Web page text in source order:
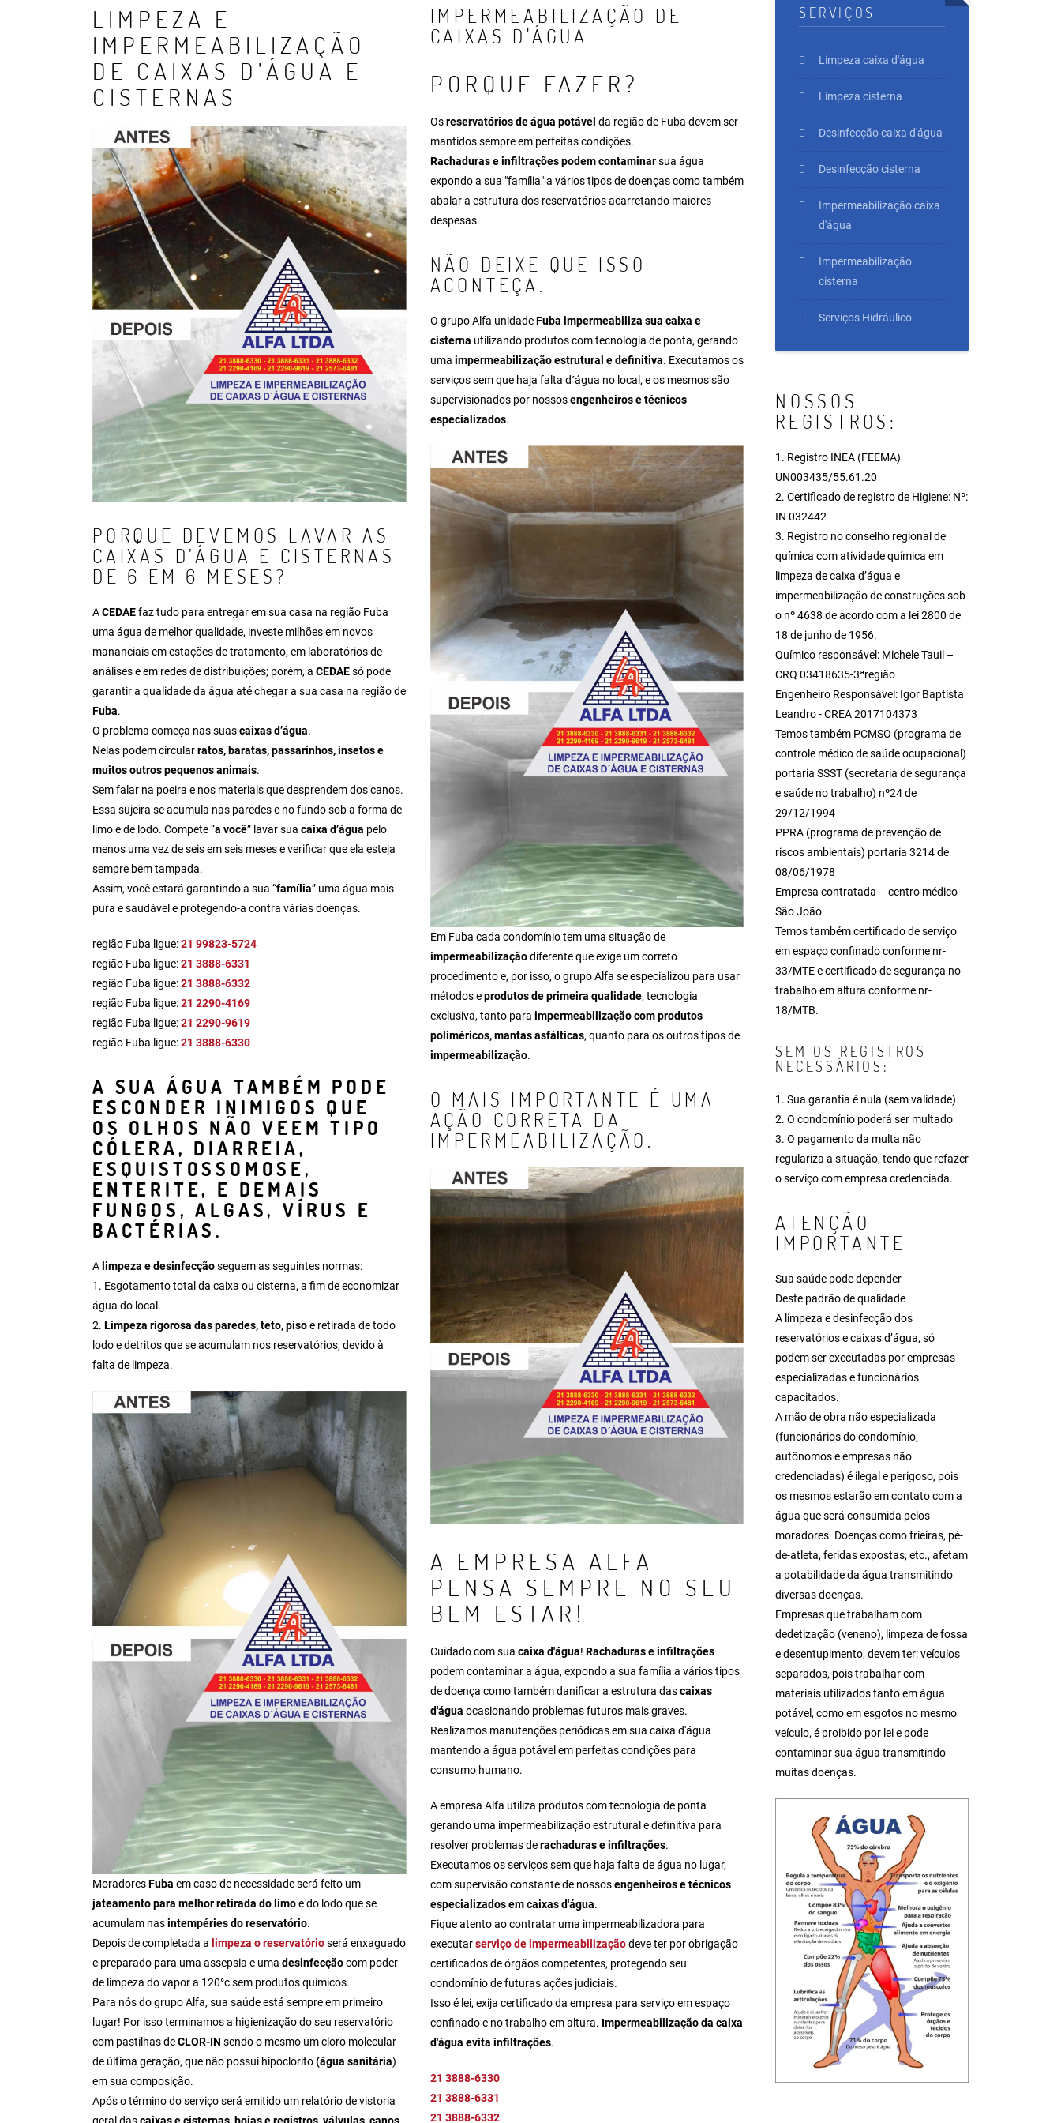
LIMPEZA E
IMPERMEABILIZAÇÃO
DE CAIXAS D’ÁGUA E
CISTERNAS
PORQUE DEVEMOS LAVAR AS
CAIXAS D’ÁGUA E CISTERNAS
DE 6 EM 6 MESES?
ACEDAEfaz tudo para entregar em sua casa na região Fuba
uma água de melhor qualidade, investe milhões em novos
mananciais em estações de tratamento, em laboratórios de
análises e em redes de distribuições; porém, a CEDAEsó pode
garantir a qualidade da água até chegar a sua casa na região de
Fuba.
O problema começa nas suascaixas d’água.
Nelas podem circularratos, baratas, passarinhos, insetos e
muitos outros pequenos animais.
Sem falar na poeira e nos materiais que desprendem dos canos.
Essa sujeira se acumula nas paredes e no fundo sob a forma de
limo e de lodo. Compete “a você” lavar sua caixa d’água pelo
menos uma vez de seis em seis meses e verificar que ela esteja
sempre bem tampada.
Assim, você estará garantindo a sua “família” uma água mais
pura e saudável e protegendo-a contra várias doenças.
região Fuba ligue:21 99823-5724
região Fuba ligue:21 3888-6331
região Fuba ligue:21 3888-6332
região Fuba ligue:21 2290-4169
região Fuba ligue:21 2290-9619
região Fuba ligue:21 3888-6330
A SUA ÁGUA TAMBÉM PODE
ESCONDER INIMIGOS QUE
OS OLHOS NÃO VEEM TIPO
CÓLERA, DIARREIA,
ESQUISTOSSOMOSE,
ENTERITE, E DEMAIS
FUNGOS, ALGAS, VÍRUS E
BACTÉRIAS.
A limpeza e desinfecçãoseguem as seguintes normas:
1. Esgotamento total da caixa ou cisterna, a fim de economizar
água do local.
2. Limpeza rigorosa das paredes, teto, pisoe retirada de todo
lodo e detritos que se acumulam nos reservatórios, devido à
falta de limpeza.
MoradoresFuba em caso de necessidade será feito um
jateamento para melhor retirada do limoe do lodo que se
acumulam nasintempéries do reservatório.
Depois de completada a limpeza o reservatórioserá enxaguado
e preparado para uma assepsia e uma desinfecçãocom poder
de limpeza do vapor a 120°c sem produtos químicos.
Para nós do grupo Alfa, sua saúde está sempre em primeiro
lugar! Por isso terminamos a higienização do seu reservatório
com pastilhas deCLOR-IN sendo o mesmo um cloro molecular
de última geração, que não possui hipoclorito(água sanitária)
em sua composição.
Após o término do serviço será emitido um relatório de vistoria
geral dascaixas e cisternas, boias e registros, válvulas, canos,
IMPERMEABILIZAÇÃO DE
CAIXAS D'ÁGUA
PORQUE FAZER?
Osreservatórios de água potável da região de Fuba devem ser
mantidos sempre em perfeitas condições.
Rachaduras e infiltrações podem contaminarsua água
expondo a sua "família" a vários tipos de doenças como também
abalar a estrutura dos reservatórios acarretando maiores
despesas.
NÃO DEIXE QUE ISSO
ACONTEÇA.
O grupo Alfa unidadeFuba impermeabiliza sua caixa e
cisterna utilizando produtos com tecnologia de ponta, gerando
uma impermeabilização estrutural e definitiva. Executamos os
serviços sem que haja falta d´água no local, e os mesmos são
supervisionados por nossosengenheiros e técnicos
especializados.
Em Fuba cada condomínio tem uma situação de
impermeabilizaçãodiferente que exige um correto
procedimento e, por isso, o grupo Alfa se especializou para usar
métodos eprodutos de primeira qualidade, tecnologia
exclusiva, tanto para impermeabilização com produtos
poliméricos, mantas asfálticas, quanto para os outros tipos de
impermeabilização.
O MAIS IMPORTANTE É UMA
AÇÃO CORRETA DA
IMPERMEABILIZAÇÃO.
A EMPRESA ALFA
PENSA SEMPRE NO SEU
BEM ESTAR!
Cuidado com sua caixa d'água! Rachaduras e infiltrações
podem contaminar a água, expondo a sua família a vários tipos
de doença como também danificar a estrutura dascaixas
d'água ocasionando problemas futuros mais graves.
Realizamos manutenções periódicas em sua caixa d'água
mantendo a água potável em perfeitas condições para
consumo humano.
A empresa Alfa utiliza produtos com tecnologia de ponta
gerando uma impermeabilização estrutural e definitiva para
resolver problemas derachaduras e infiltrações.
Executamos os serviços sem que haja falta de água no lugar,
com supervisão constante de nossosengenheiros e técnicos
especializados em caixas d'água.
Fique atento aocontratar uma impermeabilizadora para
executarserviço de impermeabilizaçãodeve ter por obrigação
certificados de órgãos competentes, protegendo seu
condomínio de futuras ações judiciais.
Isso é lei, exija certificado da empresa para serviço em espaço
confinado e no trabalho em altura. Impermeabilização da caixa
d'água evita infiltrações.
21 3888-6330
21 3888-6331
21 3888-6332
SERVIÇOS
Limpeza caixa d'água
Limpeza cisterna
Desinfecção caixa d'água
Desinfecção cisterna
Impermeabilização caixa
d'água
Impermeabilização
cisterna
Serviços Hidráulico
NOSSOS
REGISTROS:
1. Registro INEA (FEEMA)
UN003435/55.61.20
2. Certificado de registro de Higiene: Nº:
IN 032442
3. Registro no conselho regional de
química com atividade química em
limpeza de caixa d’água e
impermeabilização de construções sob
o nº 4638 de acordo com a lei 2800 de
18 de junho de 1956.
Químico responsável: Michele Tauil –
CRQ 03418635-3ªregião
Engenheiro Responsável: Igor Baptista
Leandro - CREA 2017104373
Temos também PCMSO (programa de
controle médico de saúde ocupacional)
portaria SSST (secretaria de segurança
e saúde no trabalho) nº24 de
29/12/1994
PPRA (programa de prevenção de
riscos ambientais) portaria 3214 de
08/06/1978
Empresa contratada – centro médico
São João
Temos também certificado de serviço
em espaço confinado conforme nr-
33/MTE e certificado de segurança no
trabalho em altura conforme nr-
18/MTB.
SEM OS REGISTROS
NECESSÁRIOS:
1. Sua garantia é nula (sem validade)
2. O condomínio poderá ser multado
3. O pagamento da multa não
regulariza a situação, tendo que refazer
o serviço com empresa credenciada.
ATENÇÃO
IMPORTANTE
Sua saúde pode depender
Deste padrão de qualidade
A limpeza e desinfecção dos
reservatórios e caixas d’água, só
podem ser executadas por empresas
especializadas e funcionários
capacitados.
A mão de obra não especializada
(funcionários do condomínio,
autônomos e empresas não
credenciadas) é ilegal e perigoso, pois
os mesmos estarão em contato com a
água que será consumida pelos
moradores. Doenças como frieiras, pé-
de-atleta, feridas expostas, etc., afetam
a potabilidade da água transmitindo
diversas doenças.
Empresas que trabalham com
dedetização (veneno), limpeza de fossa
e desentupimento, devem ter: veículos
separados, pois trabalhar com
materiais utilizados tanto em água
potável, como em esgotos no mesmo
veículo, é proibido por lei e pode
contaminar sua água transmitindo
muitas doenças.